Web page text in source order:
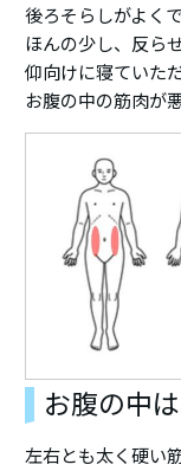
後ろそらしがよく
ほんの少し、反ら
仰向けに寝ていた
お腹の中の筋肉が
お腹の中
左右とも太く硬い